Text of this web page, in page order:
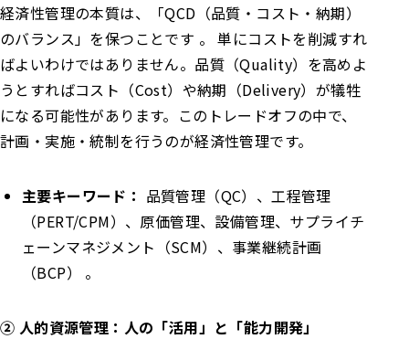
経済性管理の本質は、「QCD（品質・コスト・納期）
のバランス」を保つことです 。 単にコストを削減すれ
ばよいわけではありません。品質（Quality）を高めよ
うとすればコスト（Cost）や納期（Delivery）が犠牲
になる可能性があります。このトレードオフの中で、
計画・実施・統制を行うのが経済性管理です。
主要キーワード： 品質管理（QC）、工程管理
（PERT/CPM）、原価管理、設備管理、サプライチ
ェーンマネジメント（SCM）、事業継続計画
（BCP） 。
② 人的資源管理：人の「活用」と「能力開発」